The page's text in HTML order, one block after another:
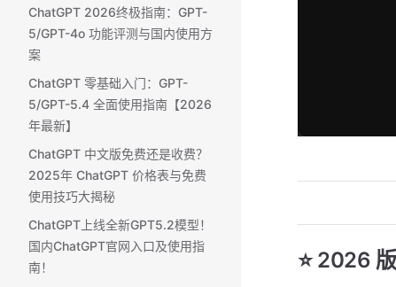
ChatGPT 2026终极指南：GPT-
5/GPT-4o 功能评测与国内使用方
案
ChatGPT 零基础入门：GPT-
5/GPT-5.4 全面使用指南【2026
年最新】
ChatGPT 中文版免费还是收费？
2025年 ChatGPT 价格表与免费
使用技巧大揭秘
ChatGPT上线全新GPT5.2模型！
国内ChatGPT官网入口及使用指
南！
⭐ 2026